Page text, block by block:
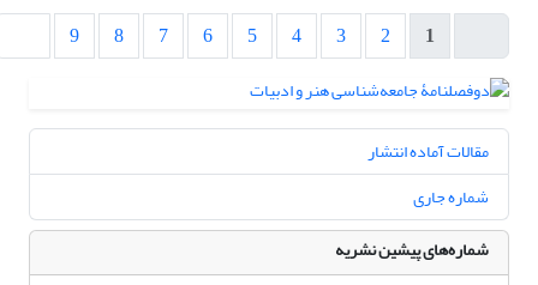
1
2
3
4
5
6
7
8
9
مقالات آماده انتشار
شماره جاری
شماره‌های پیشین نشریه